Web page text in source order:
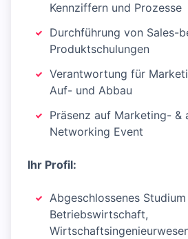
Kennziffern und Prozesse
Durchführung von Sales-
Produktschulungen
Verantwortung für
Auf- und Abbau
Präsenz auf Marketing- &
Networking Event
Ihr Profil:
Abgeschlossenes
Betriebswirtschaft,